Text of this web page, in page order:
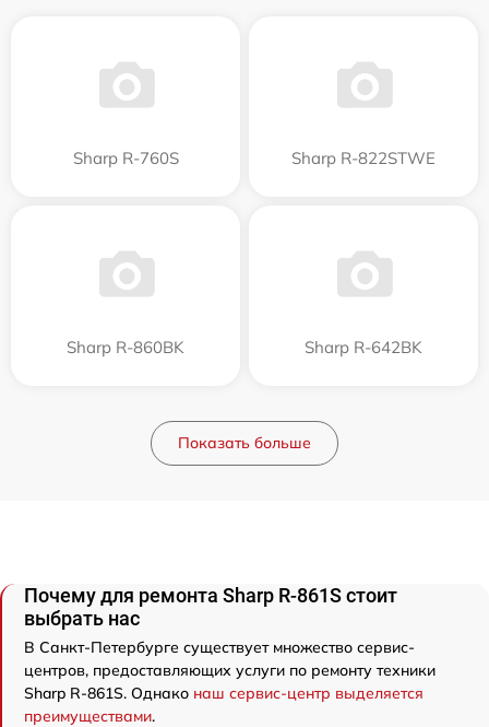
Sharp R-760S Sharp R-822STWE
Sharp R-860BK Sharp R-642BK
Показать больше
Почему для ремонта Sharp R-861S стоит
выбрать нас
В Санкт-Петербурге существует множество сервис-
центров, предоставляющих услуги по ремонту техники
Sharp R-861S. Однако наш сервис-центр выделяется
преимуществами.